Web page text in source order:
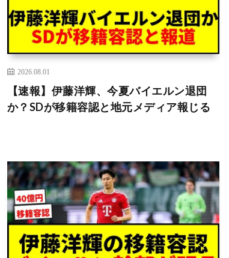
2026.08.01
【速報】伊藤洋輝、今夏バイエルン退団
か？SDが移籍容認と地元メディア報じる